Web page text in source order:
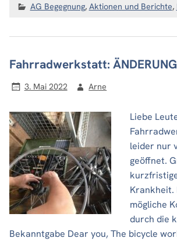
AG Begegnung, Aktionen und Berichte,
Fahrradwerkstatt:
3. Mai 2022 Arne
Liebe
leider nur
geöffnet.
Krankheit.
mögliche
durch die
Bekanntgabe Dear you, The bicycle